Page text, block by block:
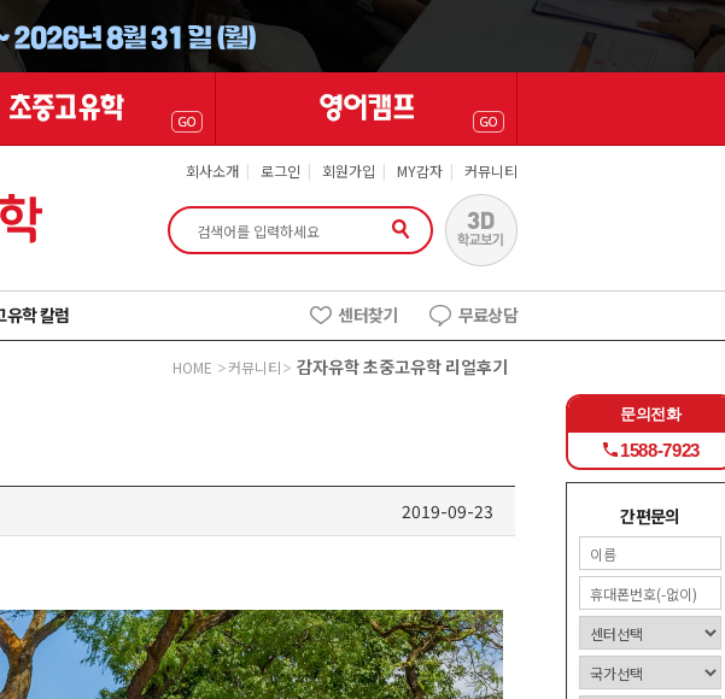
회사소개 | 로그인 | 회원가입 | MY감자 | 커뮤니티
유학 칼럼 무료상담
센터찾기
문의전화
1588-7923
간편문의
HOME 커뮤니티 감자유학 초중고유학 리얼후기
2019-09-23